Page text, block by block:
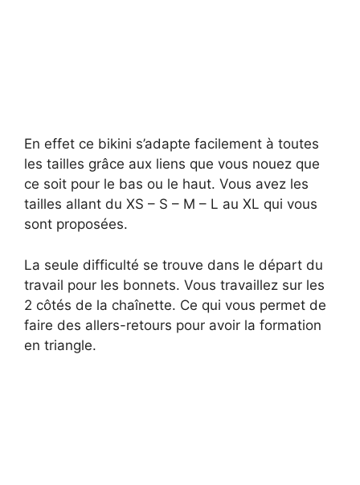
En effet ce bikini s’adapte facilement à toutes
les tailles grâce aux liens que vous nouez que
ce soit pour le bas ou le haut. Vous avez les
tailles allant du XS – S – M – L au XL qui vous
sont proposées.
La seule difficulté se trouve dans le départ du
travail pour les bonnets. Vous travaillez sur les
2 côtés de la chaînette. Ce qui vous permet de
faire des allers-retours pour avoir la formation
en triangle.